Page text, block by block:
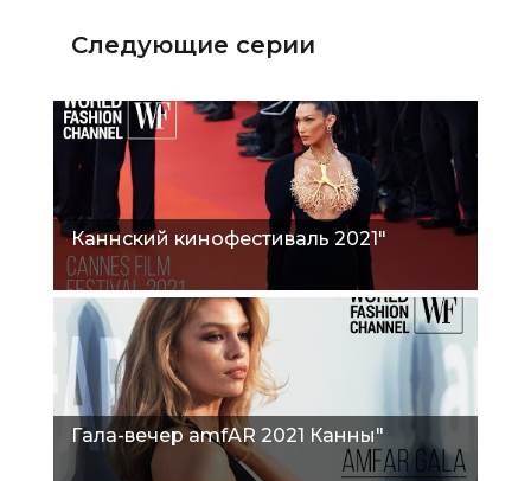
Следующие серии
Каннский кинофестиваль 2021"
Гала-вечер amfAR 2021 Канны"